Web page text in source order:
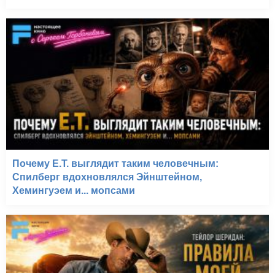
Почему E.T. выглядит таким человечным:
Спилберг вдохновлялся Эйнштейном,
Хемингуэем и... мопсами